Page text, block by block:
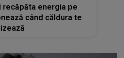
recăpăta energia pe
când căldura te